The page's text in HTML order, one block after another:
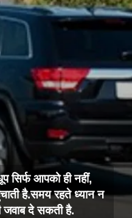
सिर्फ आपको ही नहीं,
है.समय रहते ध्यान न
जवाब दे सकती है.